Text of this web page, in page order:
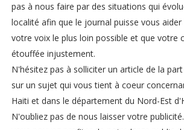
pas à nous faire par des situations qui
localité afin que le journal puisse vous
votre voix le plus loin possible et que votre
étouffée injustement.
N'hésitez pas à solliciter un article de la
sur un sujet qui vous tient à coeur
Haiti et dans le département du Nord-Est
N'oubliez pas de nous laisser votre